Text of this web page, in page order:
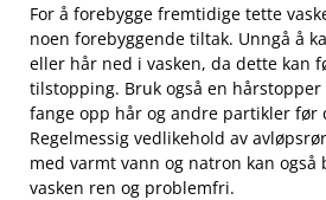
For å forebygge fremtidige tette
noen forebyggende‌ tiltak. ⁤Unngå å​
eller hår⁢ ned i ⁣vasken, da dette ⁤kan
tilstopping. Bruk ⁢også en
fange opp hår og andre partikler før
Regelmessig vedlikehold av
‌med varmt vann og natron kan
vasken ren og problemfri.